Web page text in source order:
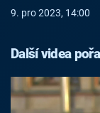
9. pro 2023, 14:00
Další videa